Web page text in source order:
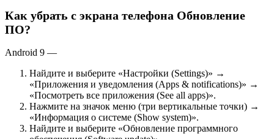
Как убрать с экрана телефона Обновление
ПО?
Android 9 —
Найдите и выберите «Настройки (Settings)» →
«Приложения и уведомления (Apps & notifications)» →
«Посмотреть все приложения (See all apps)».
Нажмите на значок меню (три вертикальные точки) →
«Информация о системе (Show system)».
Найдите и выберите «Обновление программного